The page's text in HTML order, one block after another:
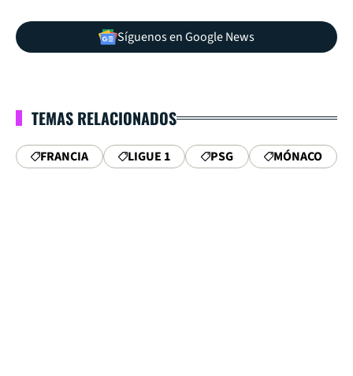
Síguenos en Google News
TEMAS RELACIONADOS
FRANCIA LIGUE 1 PSG MÓNACO